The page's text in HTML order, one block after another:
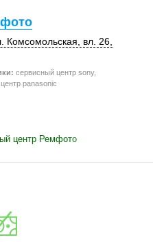
Комсомольская вл. 26
сервисный центр sony,
panasonic
центр Ремфото